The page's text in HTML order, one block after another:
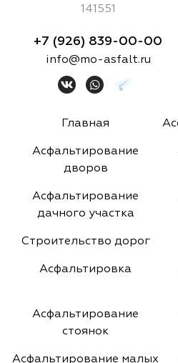
141551
+7 (926) 839-00-00
info@mo-asfalt.ru
Главная
Асфальтирование
дворов
Асфальтирование
дачного участка
Строительство дорог
Асфальтировка
Асфальтирование
стоянок
Асфальтирование малых